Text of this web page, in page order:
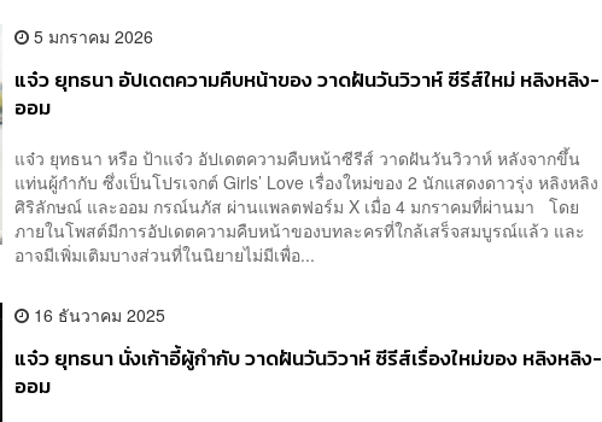
5 มกราคม 2026
แจ๋ว ยุทธนา อัปเดตความคืบหน้าของ วาดฝันวันวิวาห์ ซีรีส์ใหม่ หลิงหลิง-
ออม
แจ๋ว ยุทธนา หรือ ป้าแจ๋ว อัปเดตความคืบหน้าซีรีส์ วาดฝันวันวิวาห์ หลังจากขึ้น
แท่นผู้กำกับ ซึ่งเป็นโปรเจกต์ Girls’ Love เรื่องใหม่ของ 2 นักแสดงดาวรุ่ง หลิงหลิง
ศิริลักษณ์ และออม กรณ์นภัส ผ่านแพลตฟอร์ม X เมื่อ 4 มกราคมที่ผ่านมา โดย
ภายในโพสต์มีการอัปเดตความคืบหน้าของบทละครที่ใกล้เสร็จสมบูรณ์แล้ว และ
อาจมีเพิ่มเติมบางส่วนที่ในนิยายไม่มีเพื่อ...
16 ธันวาคม 2025
แจ๋ว ยุทธนา นั่งเก้าอี้ผู้กำกับ วาดฝันวันวิวาห์ ซีรีส์เรื่องใหม่ของ หลิงหลิง-
ออม